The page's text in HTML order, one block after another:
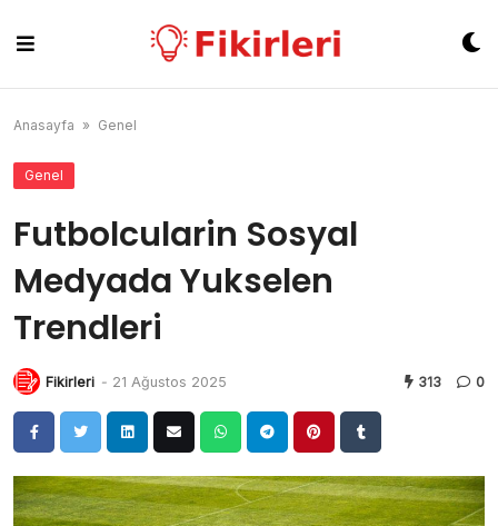
content
Anasayfa » Genel
Genel
Futbolcularin Sosyal
Medyada Yukselen
Trendleri
Fikirleri - 21 Ağustos 2025 313 0